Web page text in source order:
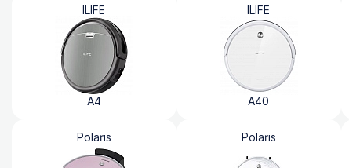
ILIFE
A4
ILIFE
A40
Polaris Polaris